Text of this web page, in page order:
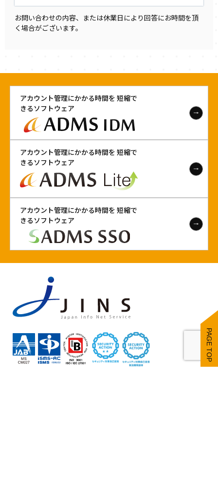
お問い合わせの内容、または休業日により回答にお時間を頂
く場合がございます。
アカウント管理にかかる時間を 短縮で
きるソフトウェア
アカウント管理にかかる時間を 短縮で
きるソフトウェア
アカウント管理にかかる時間を 短縮で
きるソフトウェア
PAGE TOP